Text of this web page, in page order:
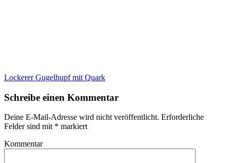
Lockerer Gugelhupf mit Quark
Schreibe einen Kommentar
Deine E-Mail-Adresse wird nicht veröffentlicht. Erforderliche
Felder sind mit * markiert
Kommentar